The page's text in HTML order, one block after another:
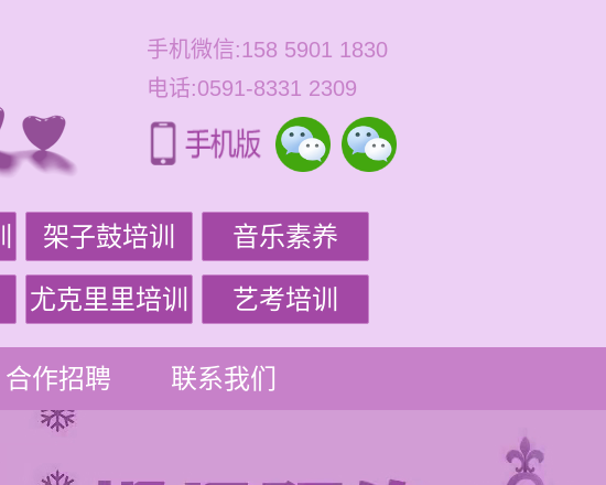
手机微信:158 5901 1830
电话:0591-8331 2309
架子鼓培训 音乐素养
尤克里里培训 艺考培训
合作招聘 联系我们